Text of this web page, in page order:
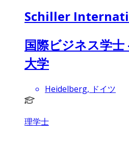
Schiller
国際ビジネス学
大学
Heidelberg, ドイツ
理学士